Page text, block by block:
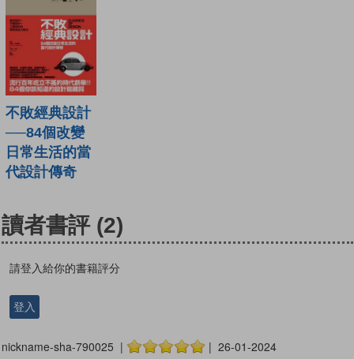
不敗經典設計
──84個改變
日常生活的當
代設計傳奇
讀者書評 (2)
請登入給你的書籍評分
登入
nickname-sha-790025 | | 26-01-2024